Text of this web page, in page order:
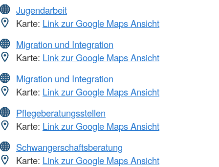
Jugendarbeit
Karte: Link zur Google Maps Ansicht
Migration und Integration
Karte: Link zur Google Maps Ansicht
Migration und Integration
Karte: Link zur Google Maps Ansicht
Pflegeberatungsstellen
Karte: Link zur Google Maps Ansicht
Schwangerschaftsberatung
Karte: Link zur Google Maps Ansicht